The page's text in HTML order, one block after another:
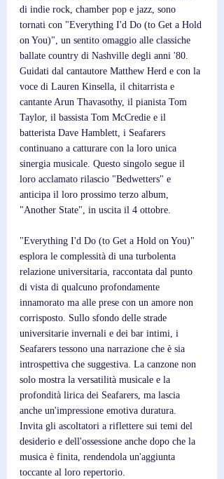
di indie rock, chamber pop e jazz, sono
tornati con "Everything I'd Do (to Get a Hold
on You)", un sentito omaggio alle classiche
ballate country di Nashville degli anni '80.
Guidati dal cantautore Matthew Herd e con la
voce di Lauren Kinsella, il chitarrista e
cantante Arun Thavasothy, il pianista Tom
Taylor, il bassista Tom McCredie e il
batterista Dave Hamblett, i Seafarers
continuano a catturare con la loro unica
sinergia musicale. Questo singolo segue il
loro acclamato rilascio "Bedwetters" e
anticipa il loro prossimo terzo album,
"Another State", in uscita il 4 ottobre.
"Everything I'd Do (to Get a Hold on You)"
esplora le complessità di una turbolenta
relazione universitaria, raccontata dal punto
di vista di qualcuno profondamente
innamorato ma alle prese con un amore non
corrisposto. Sullo sfondo delle strade
universitarie invernali e dei bar intimi, i
Seafarers tessono una narrazione che è sia
introspettiva che suggestiva. La canzone non
solo mostra la versatilità musicale e la
profondità lirica dei Seafarers, ma lascia
anche un'impressione emotiva duratura.
Invita gli ascoltatori a riflettere sui temi del
desiderio e dell'ossessione anche dopo che la
musica è finita, rendendola un'aggiunta
toccante al loro repertorio.